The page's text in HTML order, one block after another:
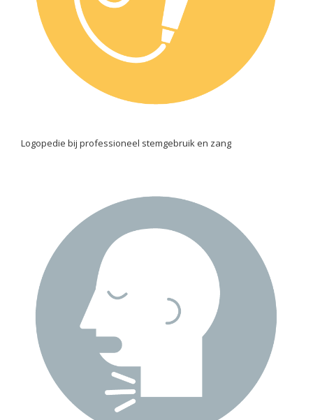
Logopedie bij professioneel stemgebruik en zang